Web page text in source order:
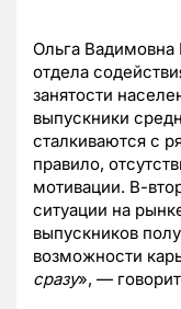
Ольга
отдела
занятости
выпускники
сталкиваются с
правило,
мотивации. В-
ситуации на
выпускников
возможности
сразу», —